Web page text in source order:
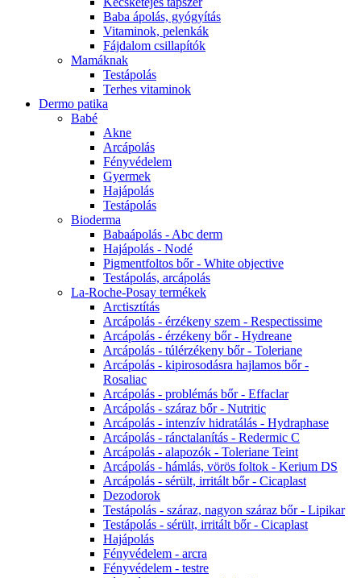
Baba ápolás, gyógyítás
Vitaminok, pelenkák
Fájdalom csillapítók
Mamáknak
Testápolás
Terhes vitaminok
Dermo patika
Babé
Akne
Arcápolás
Fényvédelem
Gyermek
Hajápolás
Testápolás
Bioderma
Babaápolás - Abc derm
Hajápolás - Nodé
Pigmentfoltos bőr - White objective
Testápolás, arcápolás
La-Roche-Posay termékek
Arctisztítás
Arcápolás - érzékeny szem - Respectissime
Arcápolás - érzékeny bőr - Hydreane
Arcápolás - túlérzékeny bőr - Toleriane
Arcápolás - kipirosodásra hajlamos bőr -
Rosaliac
Arcápolás - problémás bőr - Effaclar
Arcápolás - száraz bőr - Nutritic
Arcápolás - intenzív hidratálás - Hydraphase
Arcápolás - ránctalanítás - Redermic C
Arcápolás - alapozók - Toleriane Teint
Arcápolás - hámlás, vörös foltok - Kerium DS
Arcápolás - sérült, irritált bőr - Cicaplast
Dezodorok
Testápolás - száraz, nagyon száraz bőr - Lipikar
Testápolás - sérült, irritált bőr - Cicaplast
Hajápolás
Fényvédelem - arcra
Fényvédelem - testre